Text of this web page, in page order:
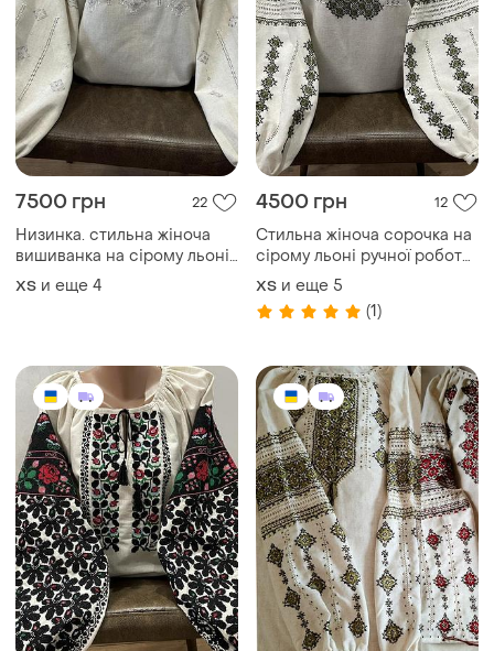
7500 грн 22
Низинка. стильна жіноча
вишиванка на сірому льоні
ручної роботи. ж-3287
ХS и еще 4
4500 грн 12
Стильна жіноча сорочка на
сірому льоні ручної роботи.
ж-3254
ХS и еще 5
(1)